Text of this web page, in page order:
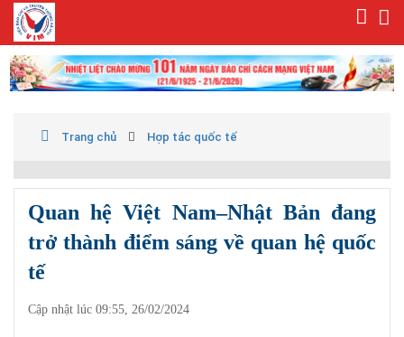
Trang chủ Hợp tác quốc tế
Quan hệ Việt Nam–Nhật Bản đang
trở thành điểm sáng về quan hệ quốc
tế
Cập nhật lúc 09:55, 26/02/2024